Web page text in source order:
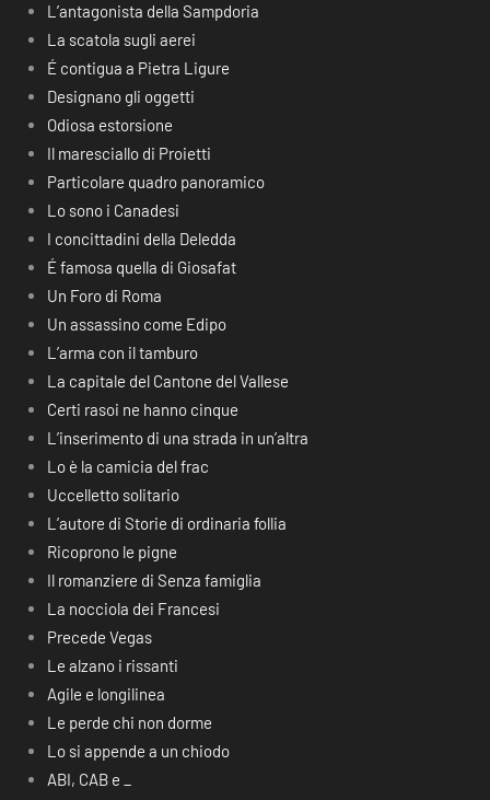
L’antagonista della Sampdoria
La scatola sugli aerei
É contigua a Pietra Ligure
Designano gli oggetti
Odiosa estorsione
Il maresciallo di Proietti
Particolare quadro panoramico
Lo sono i Canadesi
I concittadini della Deledda
É famosa quella di Giosafat
Un Foro di Roma
Un assassino come Edipo
L’arma con il tamburo
La capitale del Cantone del Vallese
Certi rasoi ne hanno cinque
L’inserimento di una strada in un’altra
Lo è la camicia del frac
Uccelletto solitario
L’autore di Storie di ordinaria follia
Ricoprono le pigne
Il romanziere di Senza famiglia
La nocciola dei Francesi
Precede Vegas
Le alzano i rissanti
Agile e longilinea
Le perde chi non dorme
Lo si appende a un chiodo
ABI, CAB e _